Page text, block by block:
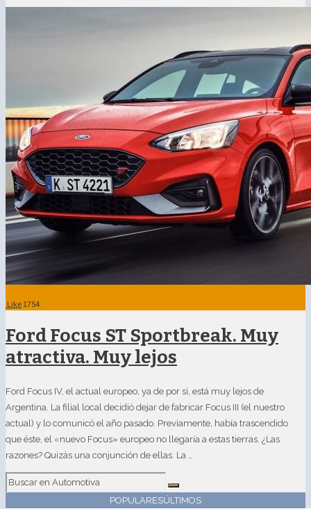
Like 1754
Ford Focus ST Sportbreak. Muy
atractiva. Muy lejos
Ford Focus IV, el actual europeo, ya de por sí, está muy lejos de
Argentina. La filial local decidió dejar de fabricar Focus III (el nuestro
actual) y lo comunicó el año pasado. Previamente, había trascendido
que éste, el «nuevo Focus» europeo no llegaría a estas tierras. ¿Las
razones? Quizás una conjunción de ellas. La …
POPULARESÚLTIMOS